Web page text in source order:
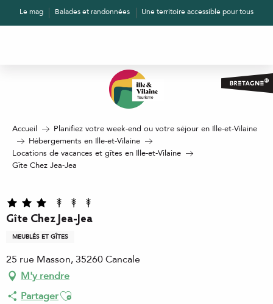
AllerLe mag Balades et randonnées Une territoire accessible pour tous
Accueil
Planifiez votre week-end ou votre séjour en Ille-et-Vilaine
Hébergements en Ille-et-Vilaine
Locations de vacances et gîtes en Ille-et-Vilaine
Gîte Chez Jea-Jea
Gîte Chez Jea-Jea
MEUBLÉS ET GÎTES
25 rue Masson, 35260 Cancale
M'y rendre
PartagerAjouter aux favoris